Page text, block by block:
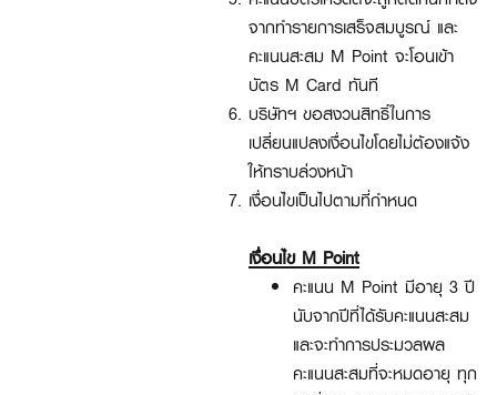
จากทำรายการเสร็จสมบูรณ์ และ
คะแนนสะสม M Point จะโอนเข้า
บัตร M Card ทันที
บริษัทฯ ขอสงวนสิทธิ์ในการ
เปลี่ยนแปลงเงื่อนไขโดยไม่ต้องแจ้ง
ให้ทราบล่วงหน้า
เงื่อนไขเป็นไปตามที่กำหนด
เงื่อนไข M Point
คะแนน M Point มีอายุ 3 ปี
นับจากปีที่ได้รับคะแนนสะสม
และจะทำการประมวลผล
คะแนนสะสมที่จะหมดอายุ ทุก